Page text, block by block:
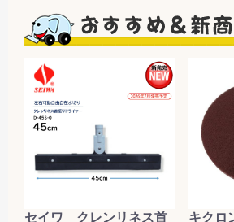
セイワ クレンリネス首
キクロ